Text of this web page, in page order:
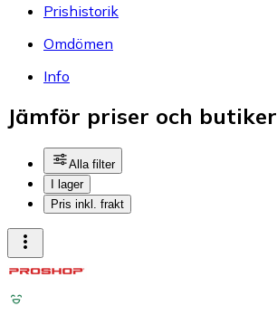
Prishistorik
Omdömen
Info
Jämför priser och butiker
Alla filter
I lager
Pris inkl. frakt